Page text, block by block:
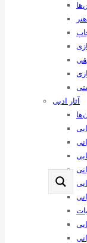
آثار ادبی